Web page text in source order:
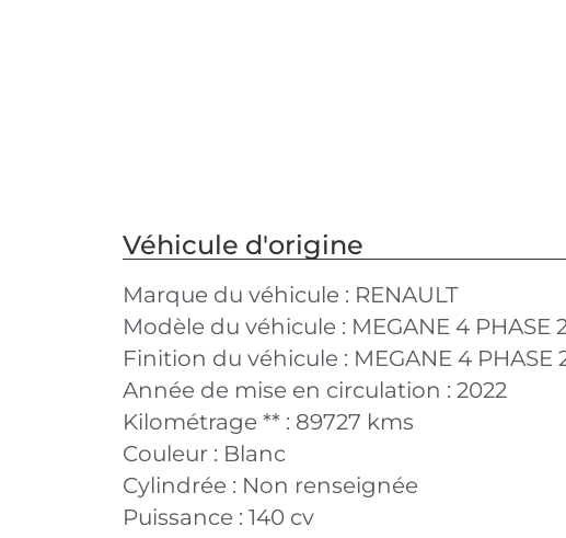
Véhicule d'origine
Marque du véhicule : RENAULT
Modèle du véhicule : MEGANE 4 PHASE
Finition du véhicule : MEGANE 4 PHASE
Année de mise en circulation : 2022
Kilométrage ** : 89727 kms
Couleur : Blanc
Cylindrée : Non renseignée
Puissance : 140 cv